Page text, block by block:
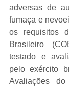
adversas de
fumaça e
os requisitos
Brasileiro
testado e
pelo exército
Avaliações